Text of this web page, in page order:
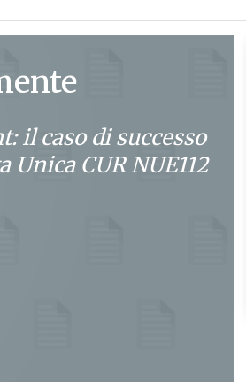
il caso di successo
CUR NUE112